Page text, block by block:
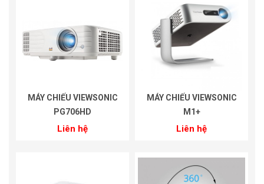
MÁY CHIẾU VIEWSONIC
PG706HD
Liên hệ
MÁY CHIẾU VIEWSONIC
M1+
Liên hệ